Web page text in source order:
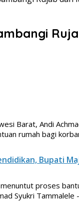
Barat, Andi
rumah bagi
Bupati
proses
Syukri Tammalele